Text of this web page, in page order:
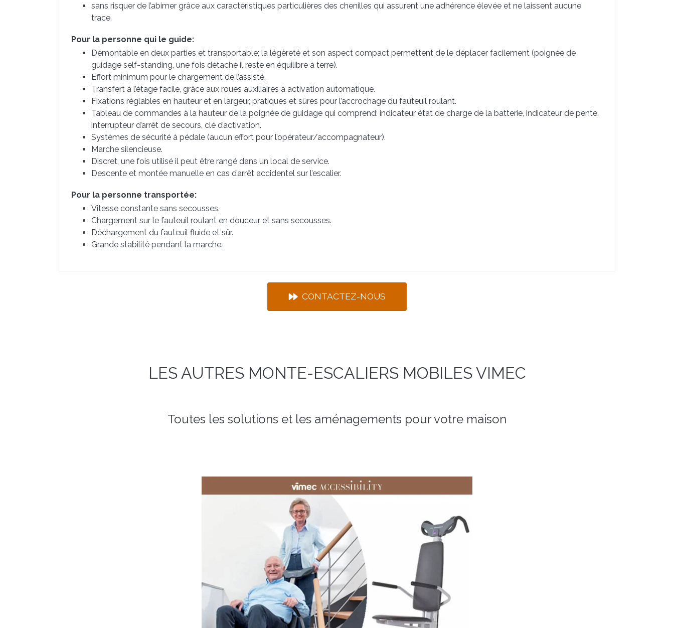
sans risquer de l’abimer grâce aux caractéristiques particulières des chenilles qui assurent une adhérence élevée et ne laissent aucune
trace.
Pour la personne qui le guide:
Démontable en deux parties et transportable; la légèreté et son aspect compact permettent de le déplacer facilement (poignée de
guidage self-standing, une fois détaché il reste en équilibre à terre).
Effort minimum pour le chargement de l’assisté.
Transfert à l’étage facile, grâce aux roues auxiliaires à activation automatique.
Fixations réglables en hauteur et en largeur, pratiques et sûres pour l’accrochage du fauteuil roulant.
Tableau de commandes à la hauteur de la poignée de guidage qui comprend: indicateur état de charge de la batterie, indicateur de pente,
interrupteur d’arrêt de secours, clé d’activation.
Systèmes de sécurité à pédale (aucun effort pour l’opérateur/accompagnateur).
Marche silencieuse.
Discret, une fois utilisé il peut être rangé dans un local de service.
Descente et montée manuelle en cas d’arrêt accidentel sur l’escalier.
Pour la personne transportée:
Vitesse constante sans secousses.
Chargement sur le fauteuil roulant en douceur et sans secousses.
Déchargement du fauteuil fluide et sûr.
Grande stabilité pendant la marche.
CONTACTEZ-NOUS
LES AUTRES MONTE-ESCALIERS MOBILES VIMEC
Toutes les solutions et les aménagements pour votre maison